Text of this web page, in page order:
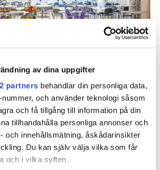
av dina uppgifter
partners behandlar din personliga data,
och använder teknologi såsom
och få tillgång till information på din
tillhandahålla personliga annonser och
och innehållsmätning, åskådarinsikter
Du kan själv välja vilka som får
och i vilka syften.
STOCKHOLM
10
– NY LOKAL!